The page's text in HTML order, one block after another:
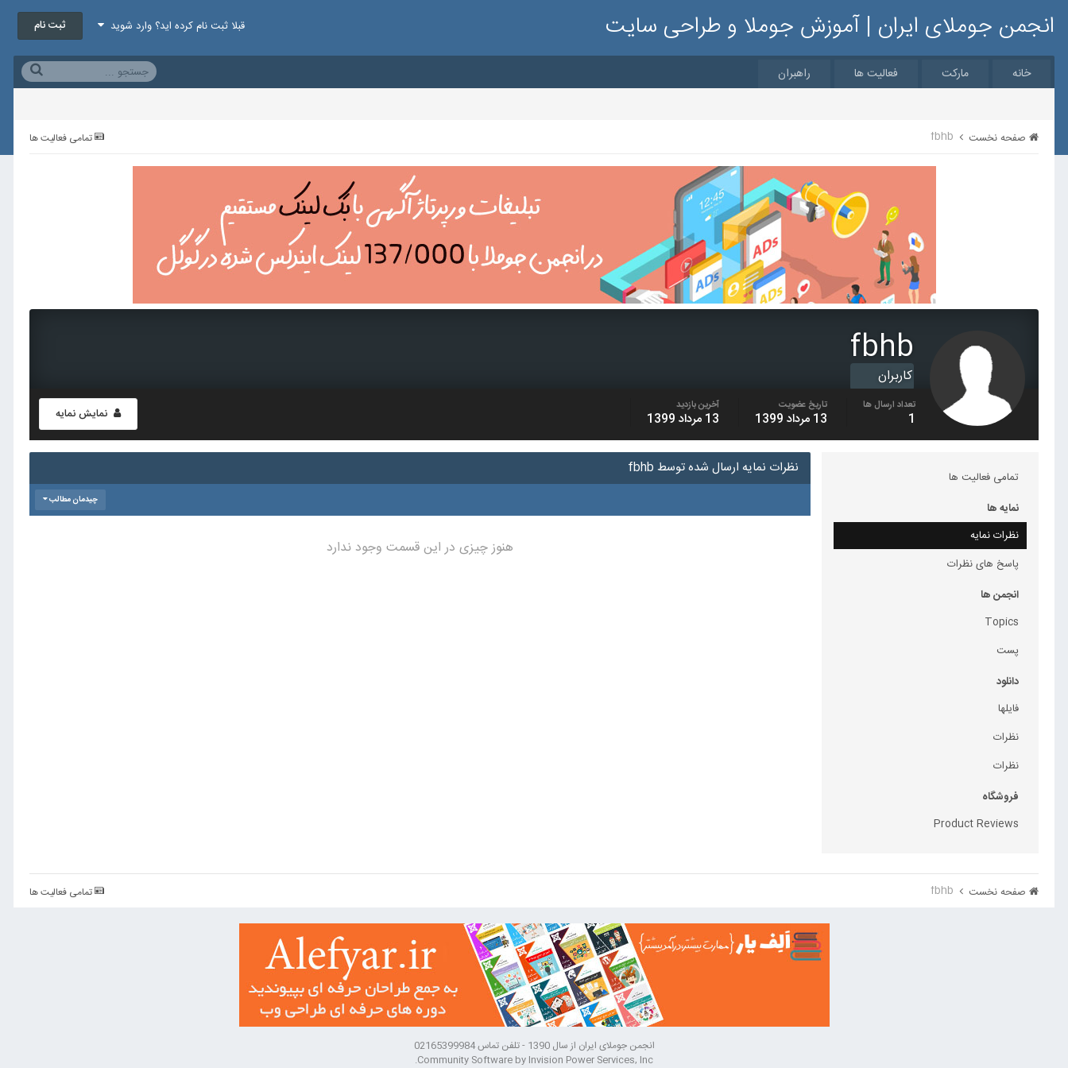
انجمن جوملای ایران | آموزش جوملا و طراحی سایت قبلا ثبت نام کرده اید؟ وارد شوید ثبت نام
خانه مارکت فعالیت ها راهبران
تمامی فعالیت ها صفحه نخست fbhb
fbhb
کاربران
نمایش نمایه تعداد ارسال ها
1
تاریخ عضویت
13 مرداد 1399
آخرین بازدید
13 مرداد 1399
تمامی فعالیت ها
نمایه ها
نظرات نمایه
پاسخ های نظرات
انجمن ها
Topics
پست
دانلود
فایلها
نظرات
نظرات
فروشگاه
Product Reviews
نظرات نمایه ارسال شده توسط fbhb
چیدمان مطالب
هنوز چیزی در این قسمت وجود ندارد
تمامی فعالیت ها صفحه نخست fbhb
انجمن جوملای ایران از سال 1390 - تلفن تماس 02165399984
Community Software by Invision Power Services, Inc.